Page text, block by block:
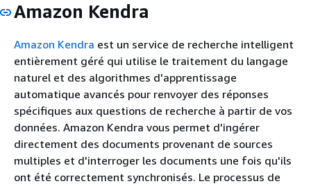
Amazon Kendra
Amazon Kendra est un service de recherche intelligent
entièrement géré qui utilise le traitement du langage
naturel et des algorithmes d'apprentissage
automatique avancés pour renvoyer des réponses
spécifiques aux questions de recherche à partir de vos
données. Amazon Kendra vous permet d'ingérer
directement des documents provenant de sources
multiples et d'interroger les documents une fois qu'ils
ont été correctement synchronisés. Le processus de